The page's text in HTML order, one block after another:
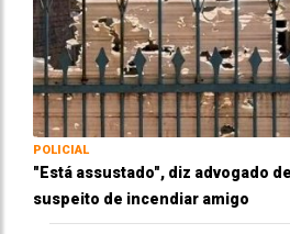
POLICIAL
"Está assustado", diz advogado
suspeito de incendiar amigo